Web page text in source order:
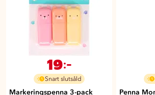
19:-
Snart slutsåld
Markeringspenna 3-pack Penna